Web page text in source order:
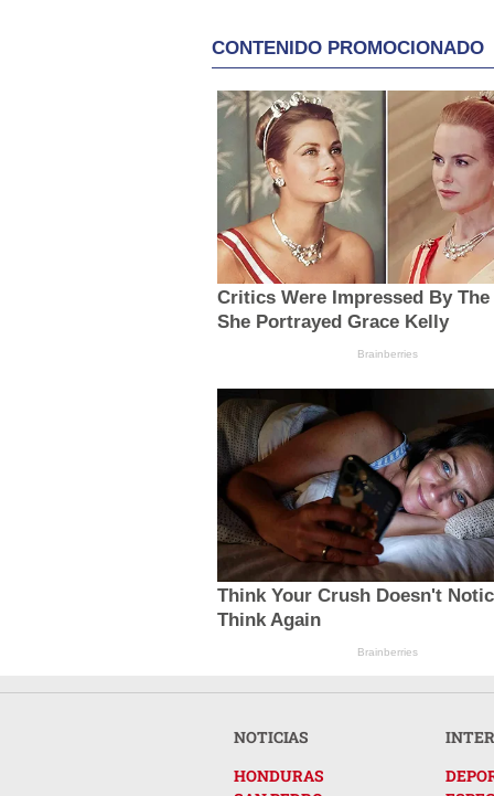
CONTENIDO PROMOCIONADO
Critics Were Impressed By The
She Portrayed Grace Kelly
Brainberries
Think Your Crush Doesn't
Think Again
Brainberries
NOTICIAS
HONDURAS